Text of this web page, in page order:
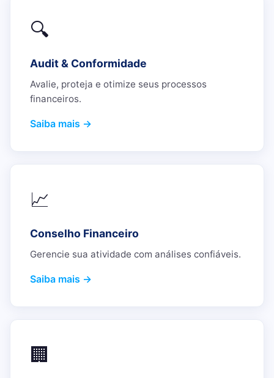
🔍
Audit & Conformidade
Avalie, proteja e otimize seus processos
financeiros.
Saiba mais →
📈
Conselho Financeiro
Gerencie sua atividade com análises confiáveis.
Saiba mais →
🏢